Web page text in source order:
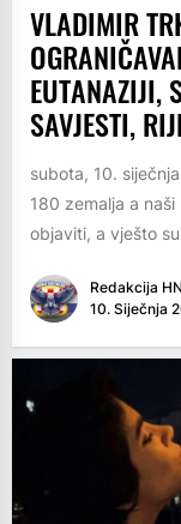
VLADIMIR
EUTANAZIJI,
SAVJESTI,
subota, 10.
180 zemalja a
objaviti, a vješto
Redakcija HN
10. Siječnja